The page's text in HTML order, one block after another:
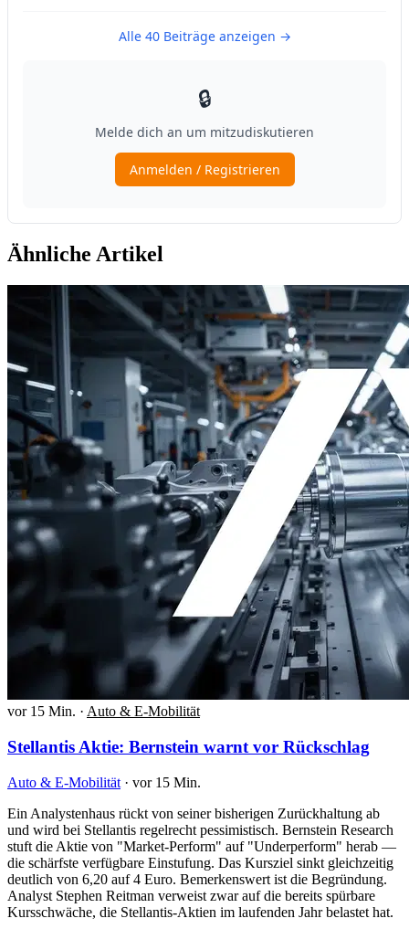
Ähnliche Artikel
vor 15 Min. · Auto & E-Mobilität
Stellantis Aktie: Bernstein warnt vor Rückschlag
Auto & E-Mobilität · vor 15 Min.
Ein Analystenhaus rückt von seiner bisherigen Zurückhaltung ab
und wird bei Stellantis regelrecht pessimistisch. Bernstein Research
stuft die Aktie von "Market-Perform" auf "Underperform" herab —
die schärfste verfügbare Einstufung. Das Kursziel sinkt gleichzeitig
deutlich von 6,20 auf 4 Euro. Bemerkenswert ist die Begründung.
Analyst Stephen Reitman verweist zwar auf die bereits spürbare
Kursschwäche, die Stellantis-Aktien im laufenden Jahr belastet hat.